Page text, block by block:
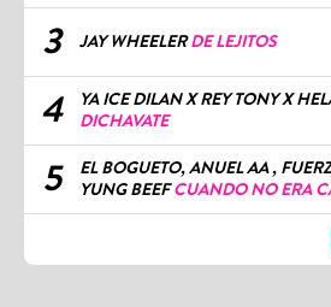
3 JAY WHEELERDE LEJITOS
4
YA ICE DILAN X REY TONY X
DICHAVATE
5
EL BOGUETO, ANUEL AA ,
YUNG BEEFCUANDO NO ERA